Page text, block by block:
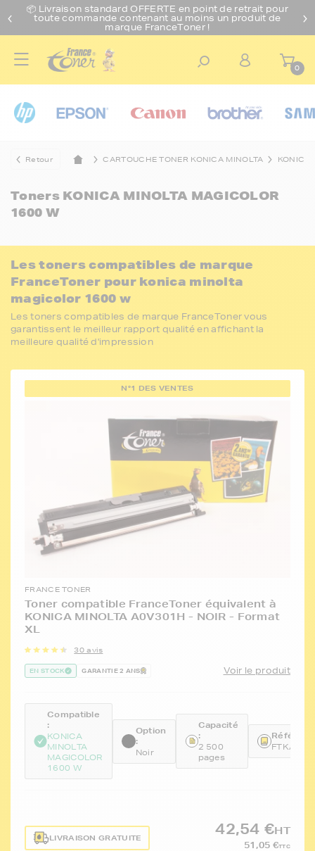
📦 Livraison standard OFFERTE en point de retrait pour
toute commande contenant au moins un produit de
marque FranceToner !
0
Retour CARTOUCHE TONER KONICA MINOLTA KONICA
Toners KONICA MINOLTA MAGICOLOR
1600 W
Les toners compatibles de marque
FranceToner pour konica minolta
magicolor 1600 w
Les toners compatibles de marque FranceToner vous
garantissent le meilleur rapport qualité en affichant la
meilleure qualité d'impression
N°1 DES VENTES
FRANCE TONER
Toner compatible FranceToner équivalent à
KONICA MINOLTA A0V301H - NOIR - Format
XL
30 avis
EN STOCK GARANTIE 2 ANS Voir le produit
Compatible
:
KONICA
MINOLTA
MAGICOLOR
1600 W
Option
:
Noir
Capacité
:
2 500
pages
LIVRAISON GRATUITE
42,54 €HT
51,05 €TTC